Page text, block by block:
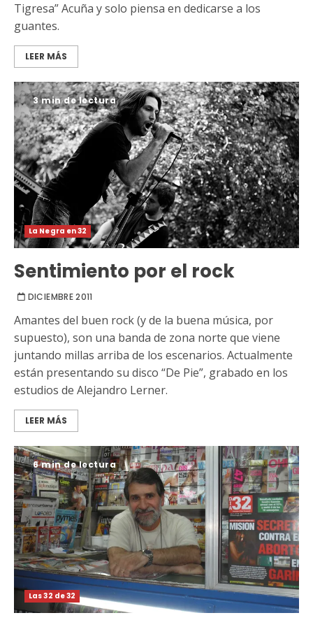
Tigresa” Acuña y solo piensa en dedicarse a los
guantes.
LEER MÁS
3 min de lectura
La Negra en 32
Sentimiento por el rock
DICIEMBRE 2011
Amantes del buen rock (y de la buena música, por
supuesto), son una banda de zona norte que viene
juntando millas arriba de los escenarios. Actualmente
están presentando su disco “De Pie”, grabado en los
estudios de Alejandro Lerner.
LEER MÁS
6 min de lectura
Las 32 de 32